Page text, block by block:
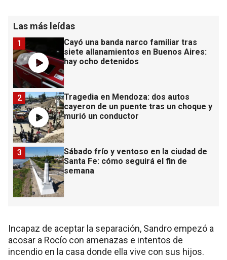
Las más leídas
Cayó una banda narco familiar tras
siete allanamientos en Buenos Aires:
hay ocho detenidos
1
Tragedia en Mendoza: dos autos
cayeron de un puente tras un choque y
murió un conductor
2
Sábado frío y ventoso en la ciudad de
Santa Fe: cómo seguirá el fin de
semana
3
Incapaz de aceptar la separación, Sandro empezó a
acosar a Rocío con amenazas e intentos de
incendio en la casa donde ella vive con sus hijos.